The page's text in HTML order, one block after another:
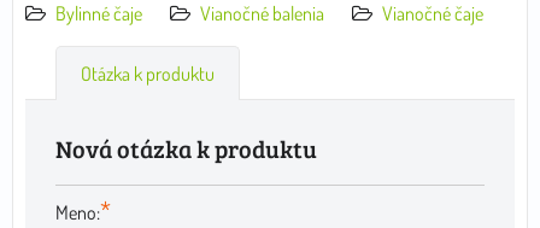
Bylinné čaje
Vianočné balenia Vianočné čaje
Otázka k produktu
Nová otázka k produktu
Meno:*